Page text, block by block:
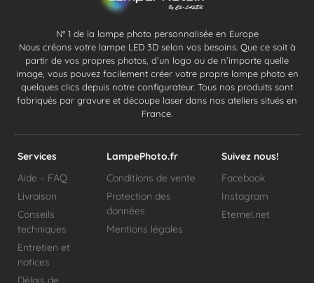
N° 1 de la lampe photo personnalisée en Europe
Nous créons votre lampe LED 3D selon vos besoins. Que ce soit à
partir de vos propres photos, d’un logo ou de n’importe quelle
image, vous pouvez facilement créer votre propre lampe photo en
quelques clics depuis notre configurateur. Tous nos produits sont
fabriqués par gravure et découpe laser dans nos ateliers situés en
France.
Services
Aide – FAQ
Livraison
Conseils
techniques
Entretien et
notices
Délais de
LampePhoto.fr
Conditions de vente
Protection des
données
Mentions légales
Suivez nous!
Facebook
Instagram
Eternel.net